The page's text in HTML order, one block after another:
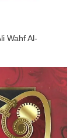
Wahf Al-